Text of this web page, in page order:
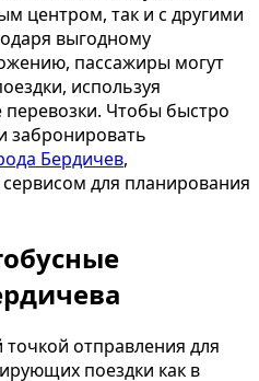
центром, так и с другими
выгодному
пассажиры могут
используя
Чтобы быстро
забронировать
Бердичев,
для планирования
отправления для
поездки как в